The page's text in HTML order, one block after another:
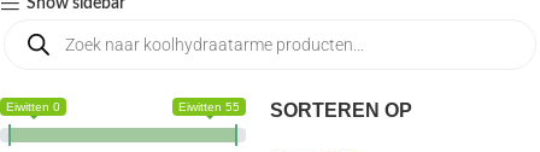
Eiwitten 0 Eiwitten 55 SORTEREN OP